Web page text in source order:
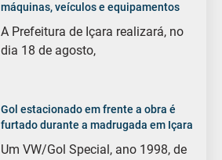
máquinas, veículos e equipamentos
A Prefeitura de Içara realizará, no
dia 18 de agosto,
Gol estacionado em frente a obra é
furtado durante a madrugada em Içara
Um VW/Gol Special, ano 1998, de